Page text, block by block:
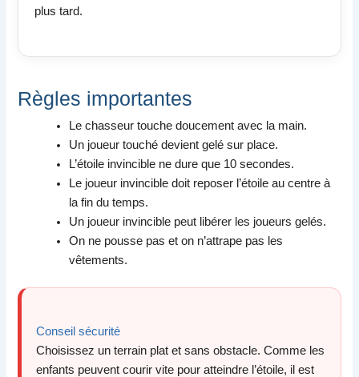
plus tard.
Règles importantes
Le chasseur touche doucement avec la main.
Un joueur touché devient gelé sur place.
L’étoile invincible ne dure que 10 secondes.
Le joueur invincible doit reposer l’étoile au centre à
la fin du temps.
Un joueur invincible peut libérer les joueurs gelés.
On ne pousse pas et on n’attrape pas les
vêtements.
Conseil sécurité
Choisissez un terrain plat et sans obstacle. Comme les
enfants peuvent courir vite pour atteindre l’étoile, il est